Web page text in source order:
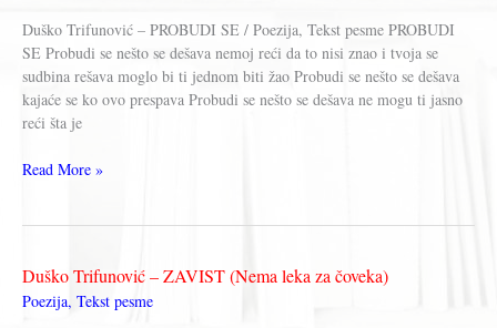
Duško Trifunović – PROBUDI SE / Poezija, Tekst pesme PROBUDI
SE Probudi se nešto se dešava nemoj reći da to nisi znao i tvoja se
sudbina rešava moglo bi ti jednom biti žao Probudi se nešto se dešava
kajaće se ko ovo prespava Probudi se nešto se dešava ne mogu ti jasno
reći šta je
Duško
Read More »
Duško Trifunović – ZAVIST (Nema leka za čoveka)
Poezija, Tekst pesme